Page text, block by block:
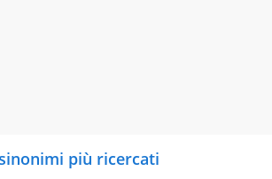
più ricercati